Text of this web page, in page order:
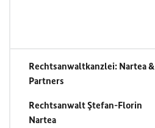
Rechtsanwaltkanzlei: Nartea &
Partners
Rechtsanwalt Ştefan-Florin
Nartea